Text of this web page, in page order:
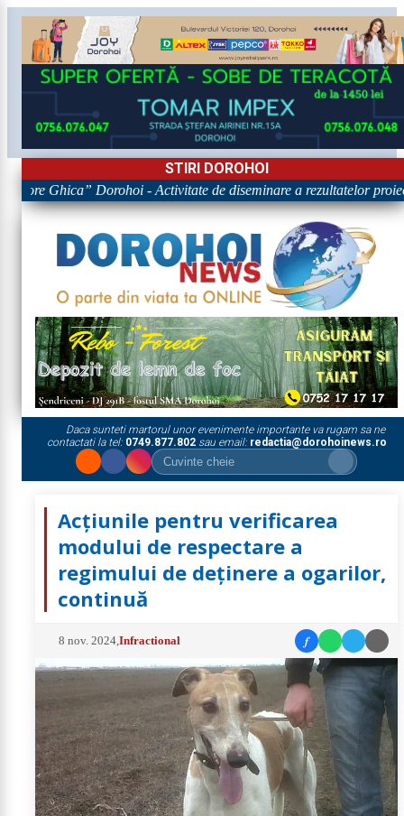
STIRI DOROHOI
Ghica” Dorohoi - Activitate de diseminare a rezultatelor
Daca sunteti martorul unor evenimente importante va rugam sa ne
contactati la tel: 0749.877.802sau email: redactia@dorohoinews.ro
Acțiunile pentru verificarea
modului de respectare a
regimului de deținere a ogarilor,
continuă
8 nov. 2024 ,Infractional f